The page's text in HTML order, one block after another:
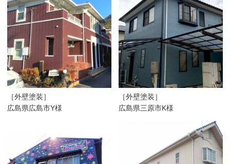
［外壁塗装］
広島県広島市Y様
［外壁塗装］
広島県三原市K様